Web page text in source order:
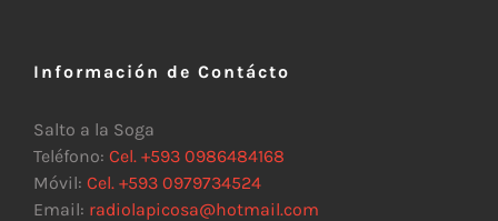
Información de Contácto
Salto a la Soga
Teléfono: Cel. +593 0986484168
Móvil: Cel. +593 0979734524
Email: radiolapicosa@hotmail.com